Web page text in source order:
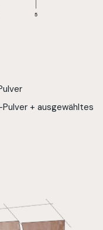
+ ausgewähltes